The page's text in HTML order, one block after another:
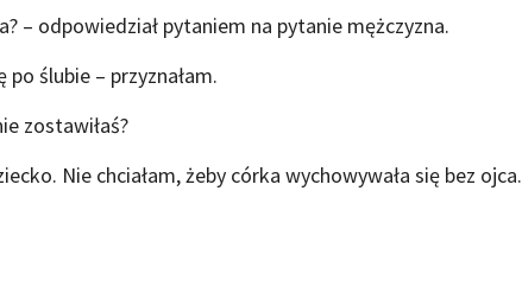
– odpowiedział pytaniem na pytanie mężczyzna.
po ślubie – przyznałam.
zostawiłaś?
Nie chciałam, żeby córka wychowywała się bez ojca.